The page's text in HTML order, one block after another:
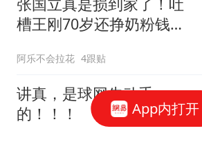
槽王刚70岁还挣奶粉钱，
阿乐不会拉花 4跟贴
讲真，是球网先动手
的！！！
App内打开